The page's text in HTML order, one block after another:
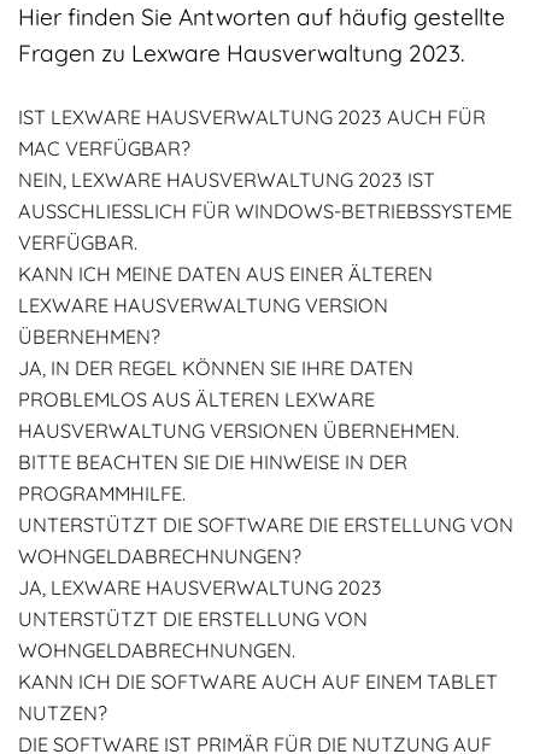
Hier finden Sie Antworten auf häufig gestellte
Fragen zu Lexware Hausverwaltung 2023.
IST LEXWARE HAUSVERWALTUNG 2023 AUCH FÜR
MAC VERFÜGBAR?
NEIN, LEXWARE HAUSVERWALTUNG 2023 IST
AUSSCHLIESSLICH FÜR WINDOWS-BETRIEBSSYSTEME V
ERFÜGBAR.
KANN ICH MEINE DATEN AUS EINER ÄLTEREN
LEXWARE HAUSVERWALTUNG VERSION
ÜBERNEHMEN?
JA, IN DER REGEL KÖNNEN SIE IHRE DATEN
PROBLEMLOS AUS ÄLTEREN LEXWARE
HAUSVERWALTUNG VERSIONEN ÜBERNEHMEN.
BITTE BEACHTEN SIE DIE HINWEISE IN DER
PROGRAMMHILFE.
UNTERSTÜTZT DIE SOFTWARE DIE ERSTELLUNG VON
WOHNGELDABRECHNUNGEN?
JA, LEXWARE HAUSVERWALTUNG 2023
UNTERSTÜTZT DIE ERSTELLUNG VON
WOHNGELDABRECHNUNGEN.
KANN ICH DIE SOFTWARE AUCH AUF EINEM TABLET
NUTZEN?
DIE SOFTWARE IST PRIMÄR FÜR DIE NUTZUNG AUF